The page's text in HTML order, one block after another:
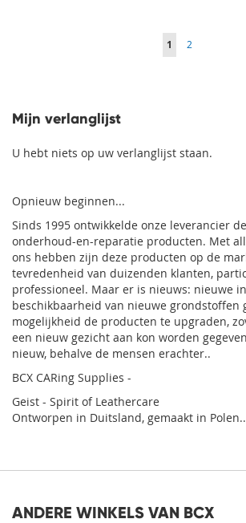
U1 Pagina
2
Mijn verlanglijst
U hebt niets op uw verlanglijst staan.
Opnieuw beginnen...
Sinds 1995 ontwikkelde onze leverancier
onderhoud-en-reparatie producten. Met
ons hebben zijn deze producten op de
tevredenheid van duizenden klanten,
professioneel. Maar er is nieuws: nieuwe
beschikbaarheid van nieuwe grondstoffen
mogelijkheid de producten te upgraden,
een nieuw gezicht aan kon worden
nieuw, behalve de mensen erachter..
BCX CARing Supplies -
Geist - Spirit of Leathercare
Ontworpen in Duitsland, gemaakt in
ANDERE WINKELS VAN BCX